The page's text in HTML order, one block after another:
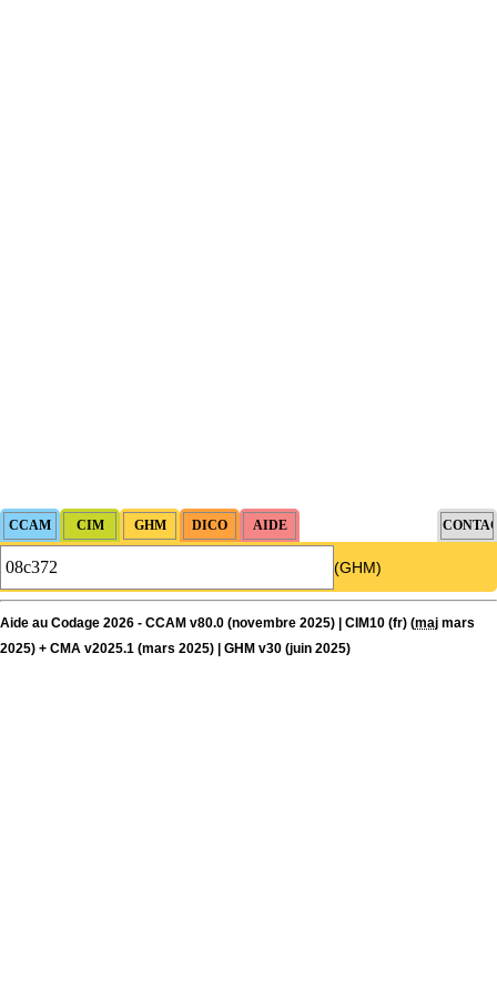
(GHM)
Aide au Codage 2026 - CCAM v80.0 (novembre 2025) | CIM10 (fr) (maj mars
2025) + CMA v2025.1 (mars 2025) | GHM v30 (juin 2025)